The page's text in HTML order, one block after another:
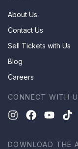
About Us
Contact Us
Sell Tickets with Us
Blog
Careers
CONNECT WITH
DOWNLOAD THE